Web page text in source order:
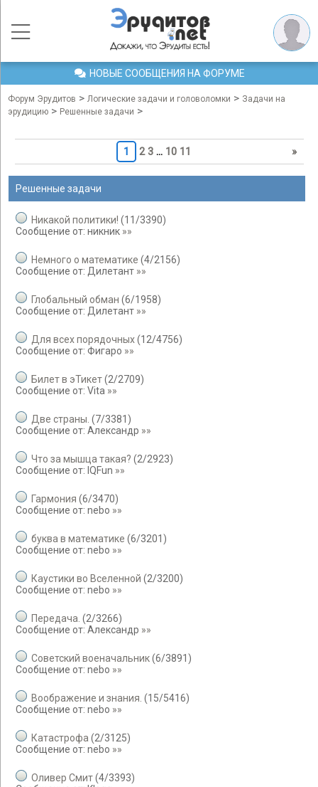
НОВЫЕ СООБЩЕНИЯ НА ФОРУМЕ
Форум Эрудитов > Логические задачи и головоломки > Задачи на
эрудицию > Решенные задачи >
1 2 3 … 10 11 »
Решенные задачи
Никакой политики! (11 /3390)
Сообщение от: никник »»
Немного о математике (4/2156)
Сообщение от: Дилетант »»
Глобальный обман (6/1958)
Сообщение от: Дилетант »»
Для всех порядочных(12/4756)
Сообщение от: Фигаро »»
Билет в эТикет(2/2709)
Сообщение от: Vita »»
Две страны. (7/3381 )
Сообщение от: Александр »»
Что за мышца такая? (2/2923)
Сообщение от: IQFun »»
Гармония (6/3470)
Сообщение от: nebo »»
буква в математике (6/3201 )
Сообщение от: nebo »»
Каустики во Вселенной (2/3200)
Сообщение от: nebo »»
Передача. (2/3266)
Сообщение от: Александр »»
Советский военачальник(6/3891 )
Сообщение от: nebo »»
Воображение и знания. (15/5416)
Сообщение от: nebo »»
Катастрофа (2/3125)
Сообщение от: nebo »»
Оливер Смит(4/3393)